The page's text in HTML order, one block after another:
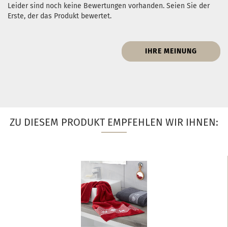
Leider sind noch keine Bewertungen vorhanden. Seien Sie der
Erste, der das Produkt bewertet.
IHRE MEINUNG
ZU DIESEM PRODUKT EMPFEHLEN WIR IHNEN: